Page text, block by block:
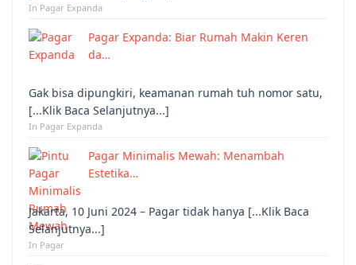
In Pagar Expanda
Pagar Expanda: Biar Rumah Makin Keren
da…
Gak bisa dipungkiri, keamanan rumah tuh nomor satu,
[...Klik Baca Selanjutnya...]
In Pagar Expanda
Pagar Minimalis Mewah: Menambah
Estetika…
Jakarta, 10 Juni 2024 – Pagar tidak hanya [...Klik Baca
Selanjutnya...]
In Pagar